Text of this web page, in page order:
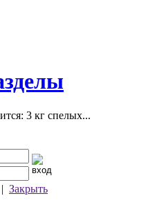
3 кг спелых...
| Закрыть